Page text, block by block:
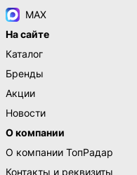
MAX
На сайте
Каталог
Бренды
Акции
Новости
О компании
О компании ТопРадар
Контакты и реквизиты